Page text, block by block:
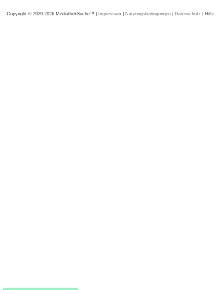
Copyright © 2020-2026 MediathekSuche™ | Impressum | Nutzungsbedingungen | Datenschutz | Hilfe